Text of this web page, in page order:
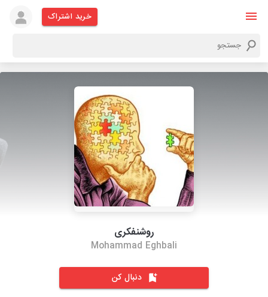
خرید اشتراک
روشنفکری
Mohammad Eghbali
دنبال کن